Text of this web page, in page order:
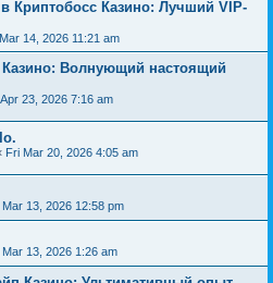
Криптобосс Казино: Лучший VIP-
14, 2026 11:21 am
Казино: Волнующий настоящий
23, 2026 7:16 am
Fri Mar 20, 2026 4:05 am
Mar 13, 2026 12:58 pm
Mar 13, 2026 1:26 am